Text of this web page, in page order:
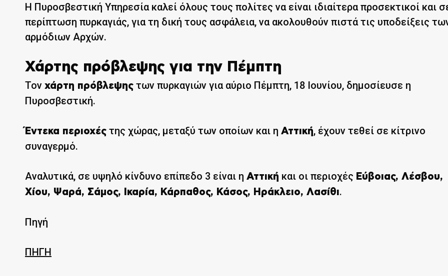
Η Πυροσβεστική Υπηρεσία καλεί όλους τους πολίτες να είναι ιδιαίτερα προσεκτικοί και
περίπτωση πυρκαγιάς, για τη δική τους ασφάλεια, να ακολουθούν πιστά τις υποδείξεις
αρμόδιων Αρχών.
Χάρτης πρόβλεψης για την Πέμπτη
Τον χάρτη πρόβλεψης των πυρκαγιών για αύριο Πέμπτη, 18 Ιουνίου, δημοσίευσε η
Πυροσβεστική.
Έντεκα περιοχές της χώρας, μεταξύ των οποίων και η Αττική, έχουν τεθεί σε κίτρινο
συναγερμό.
Αναλυτικά, σε υψηλό κίνδυνο επίπεδο 3 είναι η Αττική και οι περιοχές Εύβοιας, Λέσβου,
Χίου, Ψαρά, Σάμος, Ικαρία, Κάρπαθος, Κάσος, Ηράκλειο, Λασίθι.
Πηγή
ΠΗΓΗ